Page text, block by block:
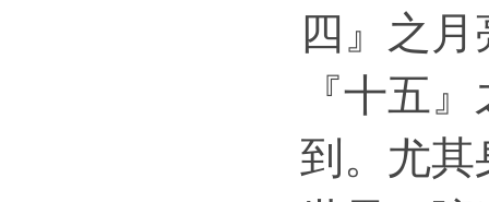
四』之
『十五
到。尤